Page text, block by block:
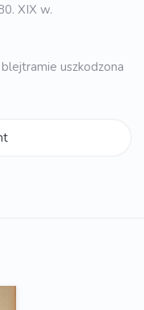
XIX w.
uszkodzona